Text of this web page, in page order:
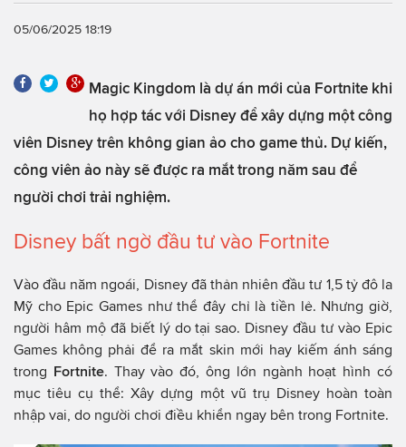
05/06/2025 18:19
Magic Kingdom là dự án mới của Fortnite khi
họ hợp tác với Disney để xây dựng một công
viên Disney trên không gian ảo cho game thủ. Dự kiến,
công viên ảo này sẽ được ra mắt trong năm sau để
người chơi trải nghiệm.
Disney bất ngờ đầu tư vào Fortnite
Vào đầu năm ngoái, Disney đã thản nhiên đầu tư 1,5 tỷ đô la
Mỹ cho Epic Games như thể đây chỉ là tiền lẻ. Nhưng giờ,
người hâm mộ đã biết lý do tại sao. Disney đầu tư vào Epic
Games không phải để ra mắt skin mới hay kiếm ánh sáng
trong Fortnite. Thay vào đó, ông lớn ngành hoạt hình có
mục tiêu cụ thể: Xây dựng một vũ trụ Disney hoàn toàn
nhập vai, do người chơi điều khiển ngay bên trong Fortnite.